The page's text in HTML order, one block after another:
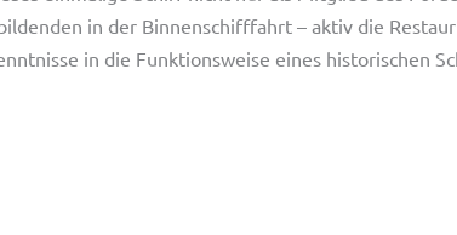
in der Binnenschifffahrt – aktiv die
in die Funktionsweise eines historischen